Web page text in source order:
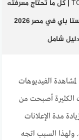
باي في مصر 2026
الفيديوهات
الكثيرة أصبحت من
مدة الإعلانات
ولهذا السبب اتجه